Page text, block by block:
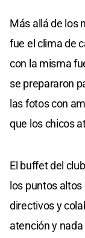
Más allá de los
fue el clima de
con la misma
se prepararon
las fotos con
que los chicos
El buffet del
los puntos
directivos y
atención y